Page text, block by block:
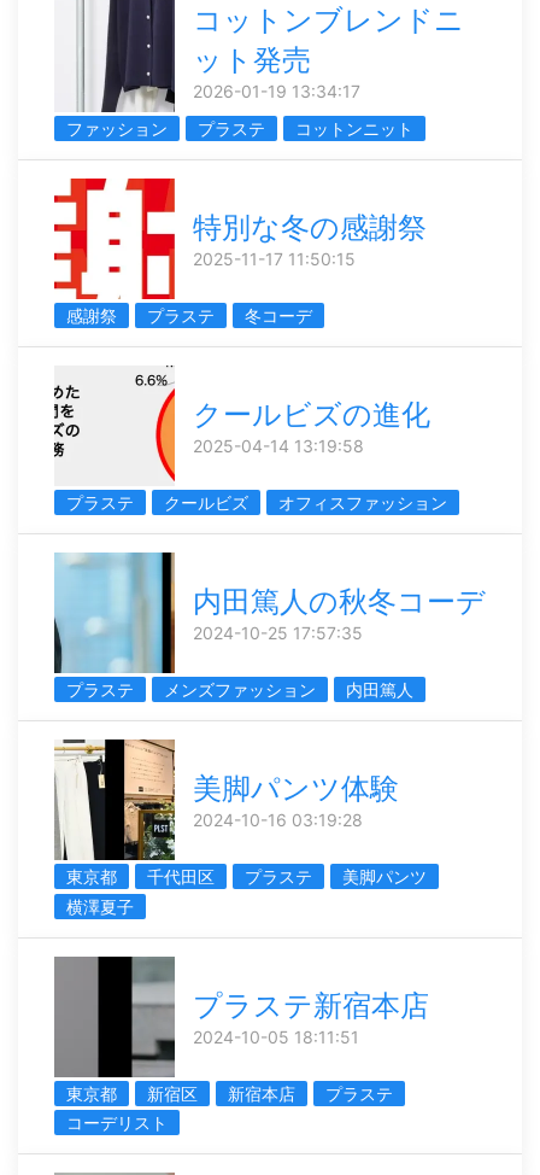
コットンブレンドニ
ット発売
2026-01-19 13:34:17
ファッション
プラステ コットンニット
特別な冬の感謝祭
2025-11-17 11:50:15
感謝祭 プラステ 冬コーデ
クールビズの進化
2025-04-14 13:19:58
プラステ クールビズ オフィスファッション
内田篤人の秋冬コーデ
2024-10-25 17:57:35
プラステ メンズファッション 内田篤人
美脚パンツ体験
2024-10-16 03:19:28
東京都 千代田区 プラステ
美脚パンツ
横澤夏子
プラステ新宿本店
2024-10-05 18:11:51
東京都 新宿区 新宿本店
プラステ
コーデリスト